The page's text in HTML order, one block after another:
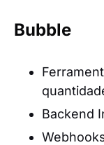
Bubble
Backend